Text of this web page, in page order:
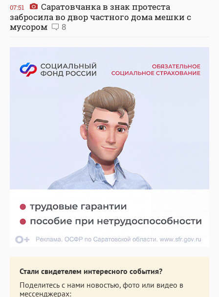
07:51
Саратовчанка в знак протеста
забросила во двор частного дома мешки с
мусором
8
Стали свидетелем интересного события?
Поделитесь с нами новостью, фото или видео в
мессенджерах: